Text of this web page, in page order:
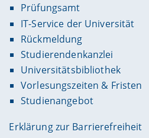
Prüfungsamt
IT-Service der Universität
Rückmeldung
Studierendenkanzlei
Universitätsbibliothek
Vorlesungszeiten & Fristen
Studienangebot
Erklärung zur Barrierefreiheit